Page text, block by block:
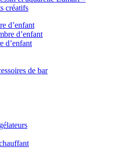
créatifs
d’enfant
d’enfant
d’enfant
de bar